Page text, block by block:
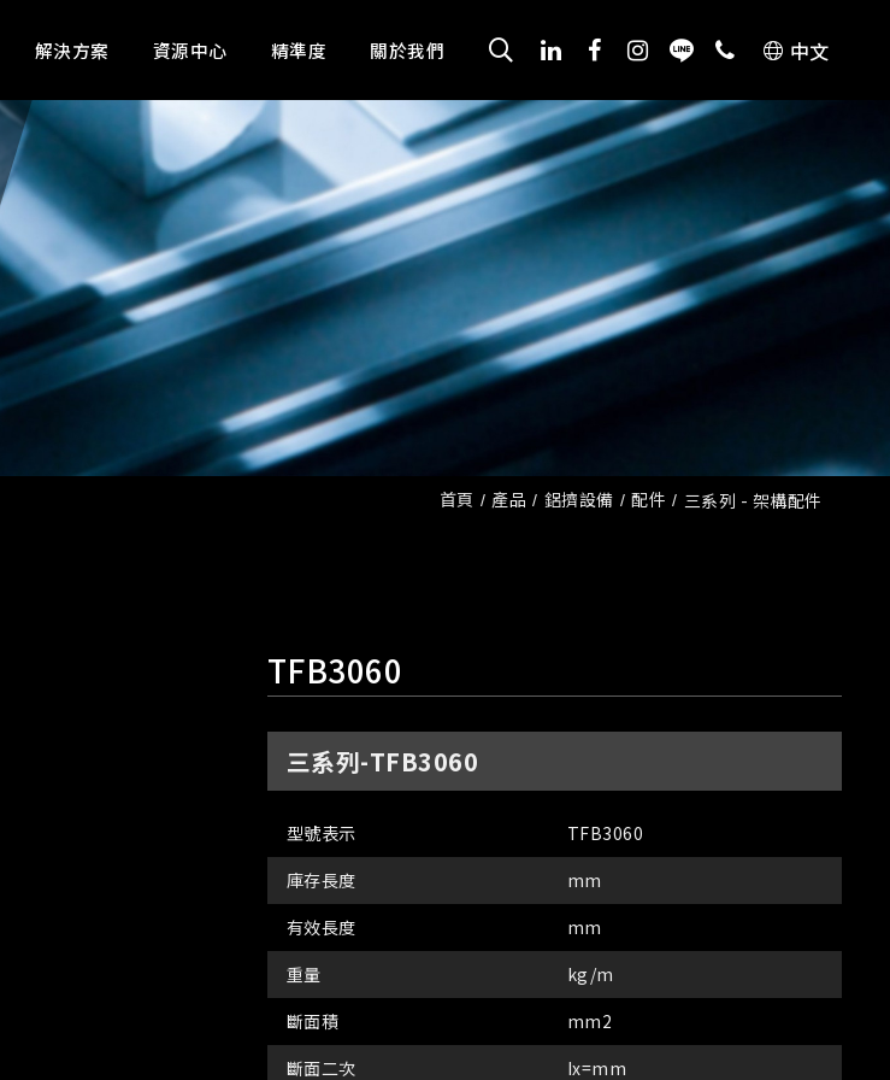
解決方案 資源中心 精準度 關於我們 中文
首頁 產品 鋁擠設備 配件 三系列 - 架構配件
TFB3060
三系列-TFB3060
型號表示
TFB3060
庫存長度
mm
有效長度
mm
重量
kg/m
斷面積
mm2
斷面二次
Ix=mm